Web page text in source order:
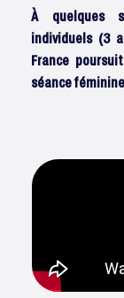
À quelques
individuels (3
France
séance